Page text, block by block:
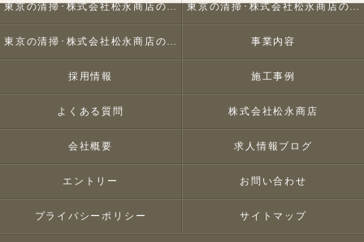
東京の清掃･株式会社松永商店の口コミ情報 東京の清掃･株式会社松永商店の評判
東京の清掃･株式会社松永商店のお客様の声 事業内容
採用情報 施工事例
よくある質問 株式会社松永商店
会社概要 求人情報ブログ
エントリー お問い合わせ
プライバシーポリシー サイトマップ